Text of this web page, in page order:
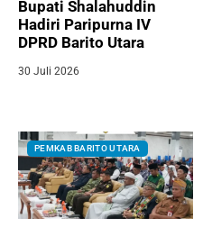
Bupati Shalahuddin
Hadiri Paripurna IV
DPRD Barito Utara
30 Juli 2026
PEMKAB BARITO UTARA